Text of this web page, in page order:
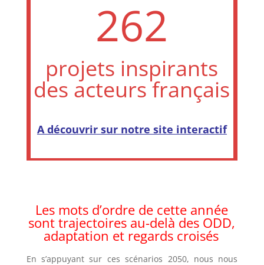
262
projets inspirants
des acteurs français
A découvrir sur notre site interactif
Les mots d’ordre de cette année
sont trajectoires au-delà des ODD,
adaptation et regards croisés
En s’appuyant sur ces scénarios 2050, nous nous